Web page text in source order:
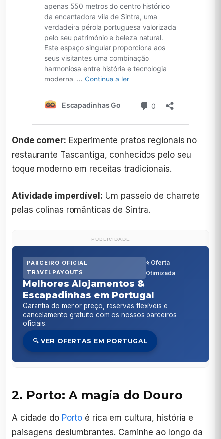
Onde comer: Experimente pratos regionais no
restaurante Tascantiga, conhecidos pelo seu
toque moderno em receitas tradicionais.
Atividade imperdível: Um passeio de charrete
pelas colinas românticas de Sintra.
PUBLICIDADE
PARCEIRO OFICIAL
TRAVELPAYOUTS
⭐ Oferta
Otimizada
Melhores Alojamentos &
Escapadinhas em Portugal
Garantia do menor preço, reservas flexíveis e
cancelamento gratuito com os nossos parceiros
oficiais.
🔍 VER OFERTAS EM PORTUGAL
2. Porto: A magia do Douro
A cidade do Porto é rica em cultura, história e
paisagens deslumbrantes. Caminhe ao longo da